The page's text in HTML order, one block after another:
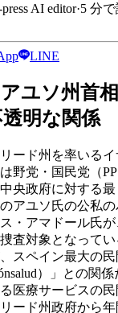
press AI editor·5 分で
LINE
ユソ州首
明な関係
ード州を率いるイ
野党・国民党（
央政府に対する
アユソ氏の公私
・アマドール氏
査対象となって
スペイン最大の
）」との関
医療サービスの
ード州政府から